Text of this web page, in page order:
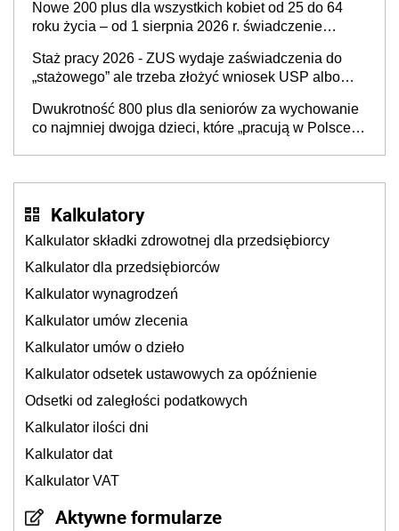
Nowe 200 plus dla wszystkich kobiet od 25 do 64
roku życia – od 1 sierpnia 2026 r. świadczenie
Staż pracy 2026 - ZUS wydaje zaświadczenia do
„stażowego” ale trzeba złożyć wniosek USP albo
zaświadczenie z ZUS?
Dwukrotność 800 plus dla seniorów za wychowanie
co najmniej dwojga dzieci, które „pracują w Polsce i
Kalkulatory
Kalkulator składki zdrowotnej dla przedsiębiorcy
Kalkulator dla przedsiębiorców
Kalkulator wynagrodzeń
Kalkulator umów zlecenia
Kalkulator umów o dzieło
Kalkulator odsetek ustawowych za opóźnienie
Odsetki od zaległości podatkowych
Kalkulator ilości dni
Kalkulator dat
Kalkulator VAT
Aktywne formularze